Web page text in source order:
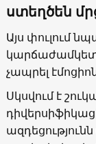
ստեղծեն
Այս փուլում
կարճաժամկետ
չապրել
Սկսվում է